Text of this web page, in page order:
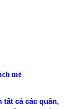
mè
tất cả các quân,